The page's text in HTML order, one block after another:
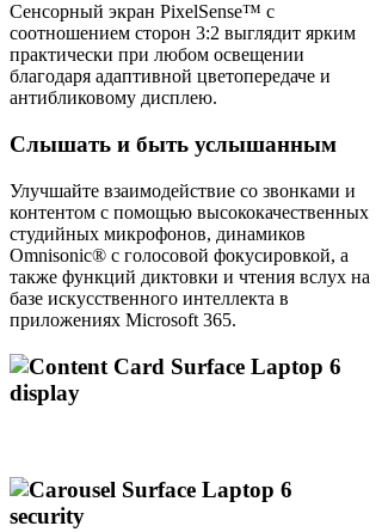
Сенсорный экран PixelSense™ с
соотношением сторон 3:2 выглядит ярким
практически при любом освещении
благодаря адаптивной цветопередаче и
антибликовому дисплею.
Слышать и быть услышанным
Улучшайте взаимодействие со звонками и
контентом с помощью высококачественных
студийных микрофонов, динамиков
Omnisonic® с голосовой фокусировкой, а
также функций диктовки и чтения вслух на
базе искусственного интеллекта в
приложениях Microsoft 365.